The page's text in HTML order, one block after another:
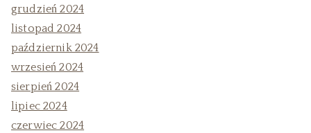
grudzień 2024
listopad 2024
październik 2024
wrzesień 2024
sierpień 2024
lipiec 2024
czerwiec 2024